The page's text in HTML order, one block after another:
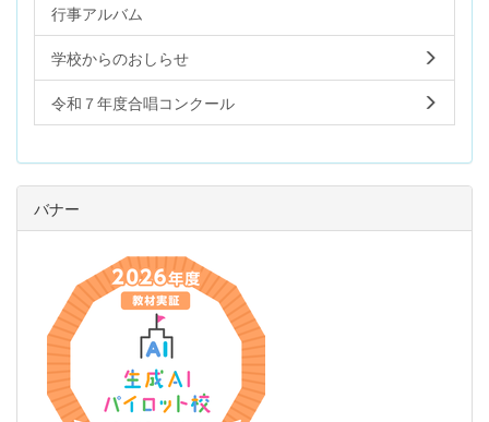
行事アルバム
学校からのおしらせ
令和７年度合唱コンクール
バナー